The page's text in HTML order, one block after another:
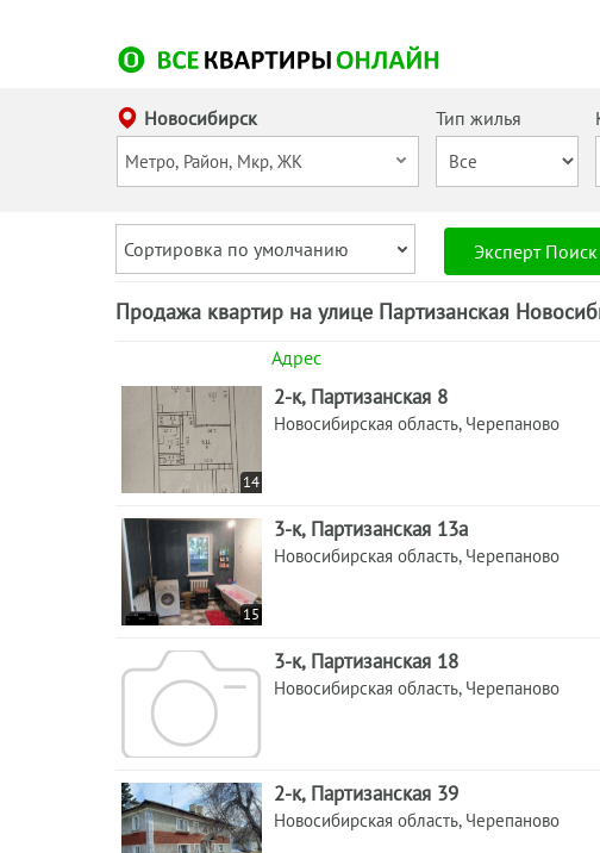
Новосибирск Тип жилья
Сортировка по умолчанию Эксперт Поиск
Продажа квартир на улице Партизанская
Адрес
14
2-к, Партизанская 8
Новосибирская область, Черепаново
15
3-к, Партизанская 13а
Новосибирская область, Черепаново
3-к, Партизанская 18
Новосибирская область, Черепаново
2-к, Партизанская 39
Новосибирская область, Черепаново